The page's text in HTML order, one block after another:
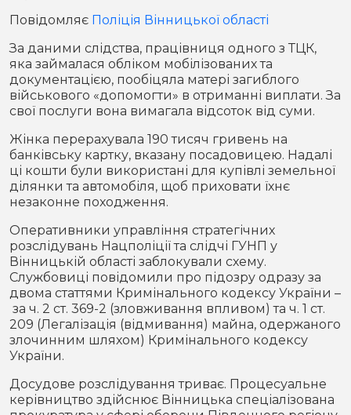
Підписатись на нас у Telegram
Повідомляє Поліція Вінницької області
За даними слідства, працівниця одного з ТЦК,
яка займалася обліком мобілізованих та
документацією, пообіцяла матері загиблого
військового «допомогти» в отриманні виплати. За
свої послуги вона вимагала відсоток від суми.
Жінка перерахувала 190 тисяч гривень на
банківську картку, вказану посадовицею. Надалі
ці кошти були використані для купівлі земельної
ділянки та автомобіля, щоб приховати їхнє
незаконне походження.
Оперативники управління стратегічних
розслідувань Нацполіції та слідчі ГУНП у
Вінницькій області заблокували схему.
Службовиці повідомили про підозру одразу за
двома статтями Кримінального кодексу України –
за ч. 2 ст. 369-2 (зловживання впливом) та ч. 1 ст.
209 (Легалізація (відмивання) майна, одержаного
злочинним шляхом) Кримінального кодексу
України.
Досудове розслідування триває. Процесуальне
керівництво здійснює Вінницька спеціалізована